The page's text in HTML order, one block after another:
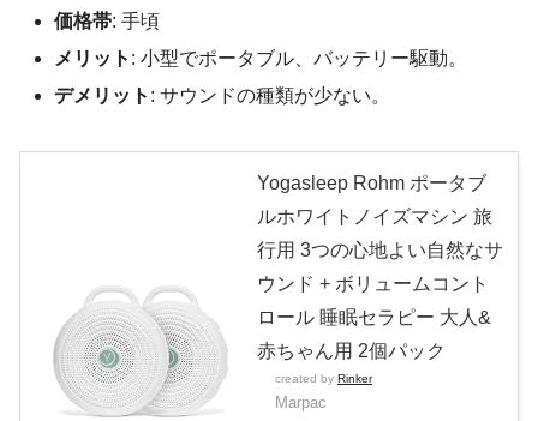
価格帯: 手頃
メリット : 小型でポータブル、バッテリー駆動。
デメリット : サウンドの種類が少ない。
Yogasleep Rohm ポータブ
ルホワイトノイズマシン 旅
行用 3つの心地よい自然なサ
ウンド + ボリュームコント
ロール 睡眠セラピー 大人&
赤ちゃん用 2個パック
created by Rinker
Marpac